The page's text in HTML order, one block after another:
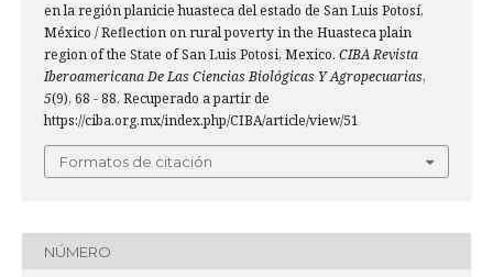
en la región planicie huasteca del estado de San Luis Potosí,
México / Reflection on rural poverty in the Huasteca plain
region of the State of San Luis Potosi, Mexico. CIBA Revista
Iberoamericana De Las Ciencias Biológicas Y Agropecuarias,
5(9), 68 - 88. Recuperado a partir de
https://ciba.org.mx/index.php/CIBA/article/view/51
Formatos de citación
NÚMERO